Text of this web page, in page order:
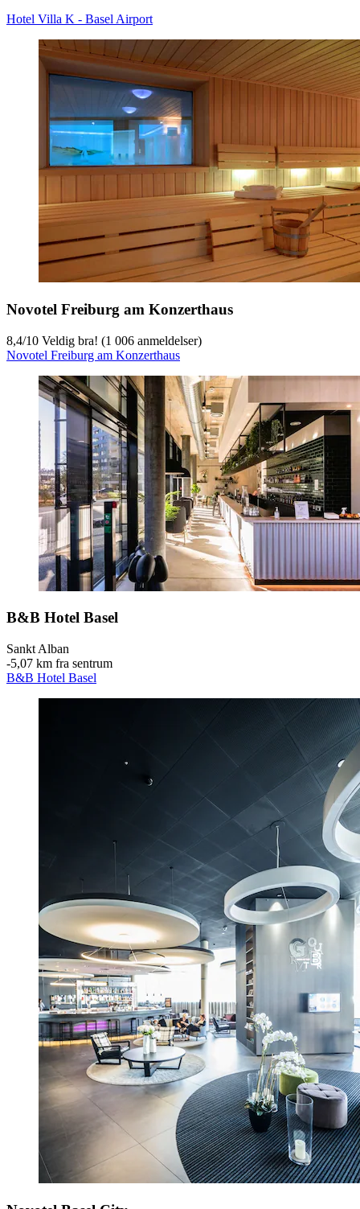
Hotel Villa K - Basel Airport
Novotel Freiburg am Konzerthaus
8,4/10 Veldig bra! (1 006 anmeldelser)
Novotel Freiburg am Konzerthaus
B&B Hotel Basel
Sankt Alban
‐5,07 km fra sentrum
B&B Hotel Basel